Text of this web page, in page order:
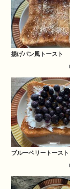
揚げパン風トースト
ブルーベリートースト